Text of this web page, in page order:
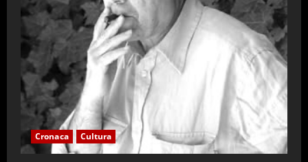
Cronaca Cultura